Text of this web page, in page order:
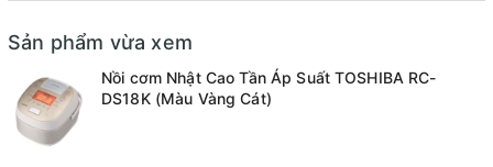
Sản phẩm vừa xem
Nồi cơm Nhật Cao Tần Áp Suất TOSHIBA RC-
DS18K (Màu Vàng Cát)